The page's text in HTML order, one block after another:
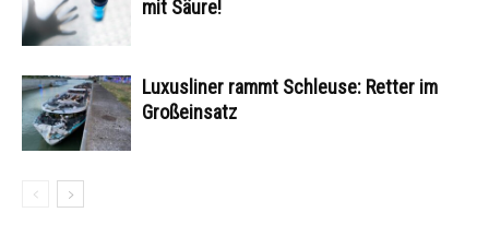
mit Säure!
Luxusliner rammt Schleuse: Retter im
Großeinsatz